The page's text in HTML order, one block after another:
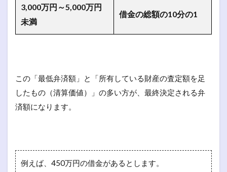
3,000万円～5,000万円
未満
借金の総額の10分の1
この「最低弁済額」と「所有している財産の査定額を足
したもの（清算価値）」の多い方が、最終決定される弁
済額になります。
例えば、450万円の借金があるとします。